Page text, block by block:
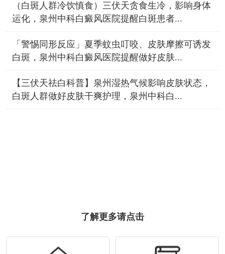
（白斑人群冷饮慎食）三伏天贪食生冷，影响身体
运化，泉州中科白癜风医院提醒白斑患者...
「警惕同形反应」夏季蚊虫叮咬、皮肤摩擦可诱发
白斑，泉州中科白癜风医院提醒做好皮肤...
【三伏天祛白科普】泉州湿热气候影响皮肤状态，
白斑人群做好皮肤干爽护理，泉州中科白...
了解更多请点击